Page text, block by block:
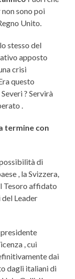
sono poi
Unito.
stesso del
apposto
crisi
questo
? Servirà
.
termine con
di
, la Svizzera,
Tesoro affidato
del Leader
, cui
dai
dagli italiani di